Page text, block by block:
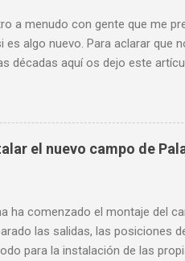
a menudo con gente que me
es algo nuevo. Para aclarar que
décadas aquí os dejo este
a meterme en el mundo
Española de Frisbee
varios años y que tuvo
existe rastro de algún tipo de
representantes del DGCO:
el nuevo campo de
ha comenzado el montaje del
las salidas, las posiciones
para la instalación de las